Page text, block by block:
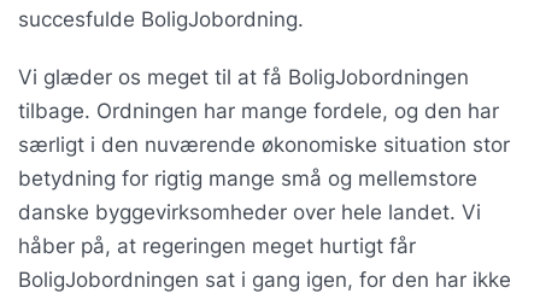
succesfulde BoligJobordning.
Vi glæder os meget til at få BoligJobordningen
tilbage. Ordningen har mange fordele, og den har
særligt i den nuværende økonomiske situation stor
betydning for rigtig mange små og mellemstore
danske byggevirksomheder over hele landet. Vi
håber på, at regeringen meget hurtigt får
BoligJobordningen sat i gang igen, for den har ikke